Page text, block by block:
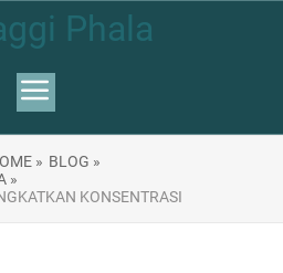
Phala
» BLOG »
»
KONSENTRASI